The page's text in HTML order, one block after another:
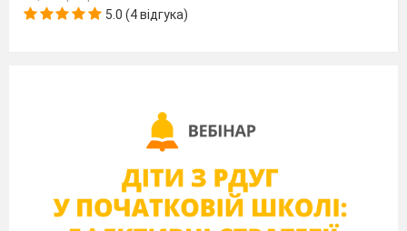
5.0 (4 відгука)